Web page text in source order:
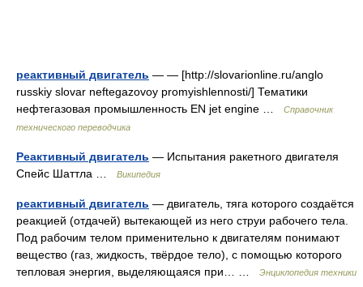
реактивный двигатель — — [http://slovarionline.ru/anglo
russkiy slovar neftegazovoy promyishlennosti/] Тематики
нефтегазовая промышленность EN jet engine …
Справочник
технического переводчика
Реактивный двигатель — Испытания ракетного двигателя
Спейс Шаттла …
Википедия
реактивный двигатель — двигатель, тяга которого создаётся
реакцией (отдачей) вытекающей из него струи рабочего тела.
Под рабочим телом применительно к двигателям понимают
вещество (газ, жидкость, твёрдое тело), с помощью которого
тепловая энергия, выделяющаяся при… …
Энциклопедия техники